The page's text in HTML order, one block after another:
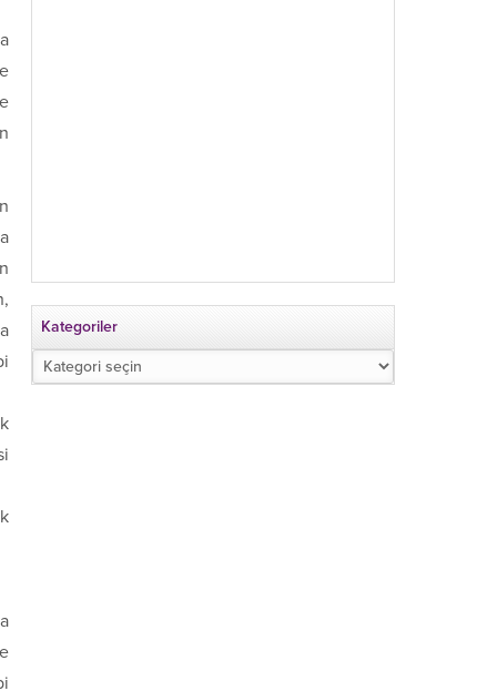
Kategoriler
Kategoriler